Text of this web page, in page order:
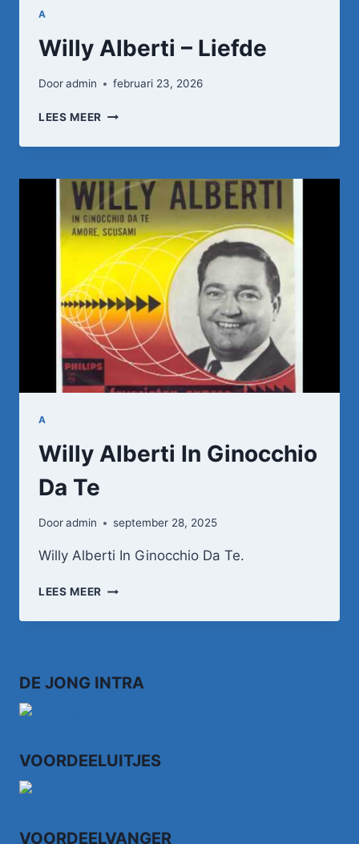
A
Willy Alberti – Liefde
Dooradmin februari 23, 2026
LEES MEER WILLY
–
A
Willy Alberti In Ginocchio
Da Te
Dooradmin september 28, 2025
Willy Alberti In Ginocchio Da Te.
LEES MEER WILLY
IN
DE JONG INTRA
VOORDEELUITJES
VOORDEELVANGER